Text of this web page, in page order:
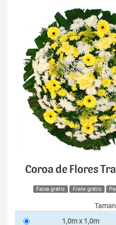
Coroa de Flores
Faixa grátis Frete grátis
1,0m x 1,0m